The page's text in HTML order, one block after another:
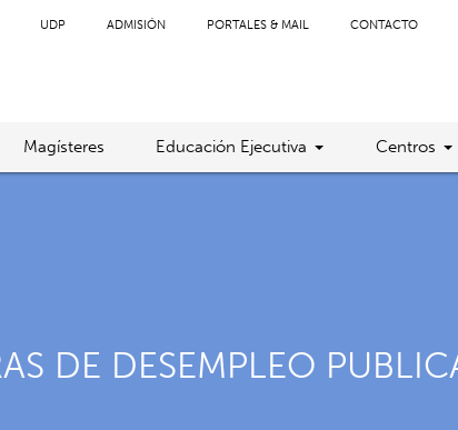
UDP ADMISIÓN PORTALES & MAIL CONTACTO
Magísteres Educación Ejecutiva Centros
DE DESEMPLEO